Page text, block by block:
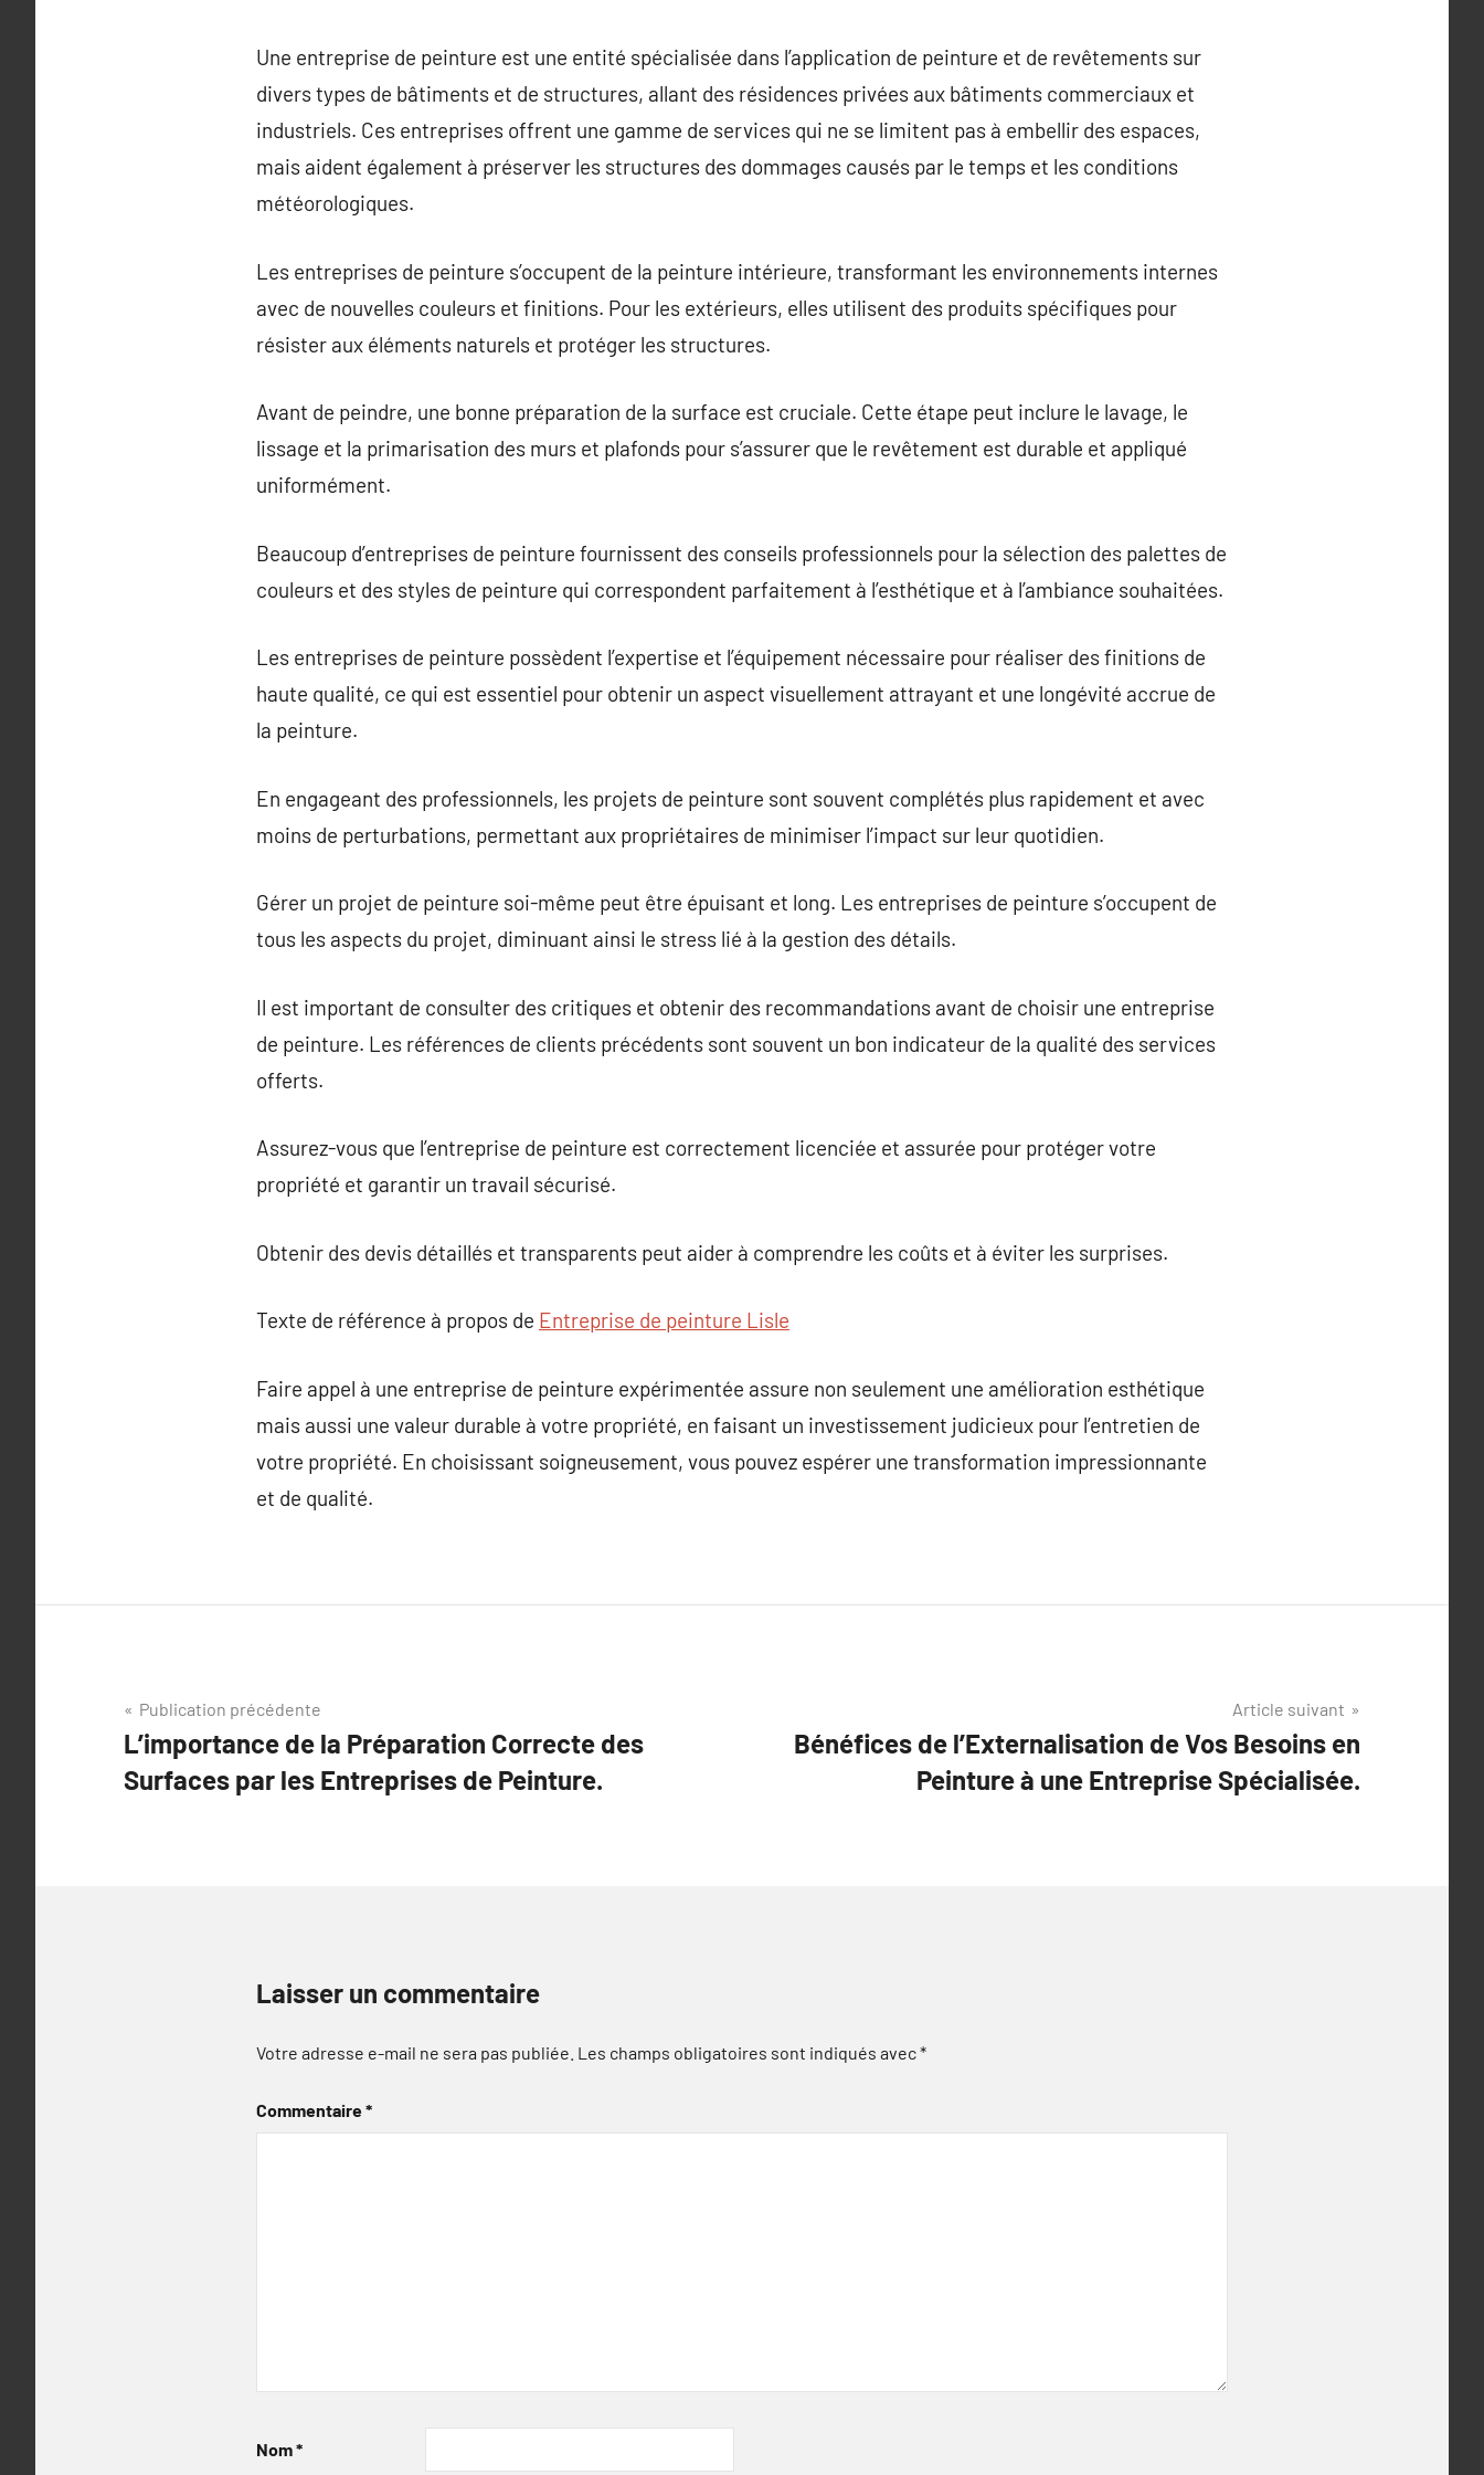
Une entreprise de peinture est une entité spécialisée dans l’application de peinture et de revêtements sur
divers types de bâtiments et de structures, allant des résidences privées aux bâtiments commerciaux et
industriels. Ces entreprises offrent une gamme de services qui ne se limitent pas à embellir des espaces,
mais aident également à préserver les structures des dommages causés par le temps et les conditions
météorologiques.
Les entreprises de peinture s’occupent de la peinture intérieure, transformant les environnements internes
avec de nouvelles couleurs et finitions. Pour les extérieurs, elles utilisent des produits spécifiques pour
résister aux éléments naturels et protéger les structures.
Avant de peindre, une bonne préparation de la surface est cruciale. Cette étape peut inclure le lavage, le
lissage et la primarisation des murs et plafonds pour s’assurer que le revêtement est durable et appliqué
uniformément.
Beaucoup d’entreprises de peinture fournissent des conseils professionnels pour la sélection des palettes de
couleurs et des styles de peinture qui correspondent parfaitement à l’esthétique et à l’ambiance souhaitées.
Les entreprises de peinture possèdent l’expertise et l’équipement nécessaire pour réaliser des finitions de
haute qualité, ce qui est essentiel pour obtenir un aspect visuellement attrayant et une longévité accrue de
la peinture.
En engageant des professionnels, les projets de peinture sont souvent complétés plus rapidement et avec
moins de perturbations, permettant aux propriétaires de minimiser l’impact sur leur quotidien.
Gérer un projet de peinture soi-même peut être épuisant et long. Les entreprises de peinture s’occupent de
tous les aspects du projet, diminuant ainsi le stress lié à la gestion des détails.
Il est important de consulter des critiques et obtenir des recommandations avant de choisir une entreprise
de peinture. Les références de clients précédents sont souvent un bon indicateur de la qualité des services
offerts.
Assurez-vous que l’entreprise de peinture est correctement licenciée et assurée pour protéger votre
propriété et garantir un travail sécurisé.
Obtenir des devis détaillés et transparents peut aider à comprendre les coûts et à éviter les surprises.
Texte de référence à propos de Entreprise de peinture Lisle
Faire appel à une entreprise de peinture expérimentée assure non seulement une amélioration esthétique
mais aussi une valeur durable à votre propriété, en faisant un investissement judicieux pour l’entretien de
votre propriété. En choisissant soigneusement, vous pouvez espérer une transformation impressionnante
et de qualité.
Navigation
de
l’article
Publication précédente
L’importance de la Préparation Correcte des
Surfaces par les Entreprises de Peinture.
Article suivant
Bénéfices de l’Externalisation de Vos Besoins en
Peinture à une Entreprise Spécialisée.
Laisser un commentaire
Votre adresse e-mail ne sera pas publiée. Les champs obligatoires sont indiqués avec*
Commentaire*
Nom*